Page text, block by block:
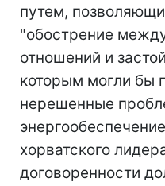
путем,
"обострение
отношений и
которым могли бы
нерешенные
хорватского
договоренности